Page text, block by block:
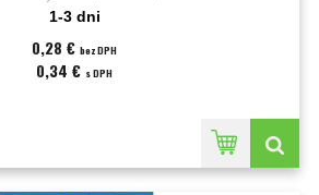
1-3 dni
0,28 € bez DPH
0,34 € s DPH